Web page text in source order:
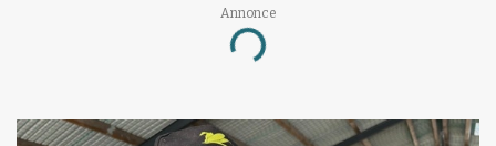
Annonce
Loading...